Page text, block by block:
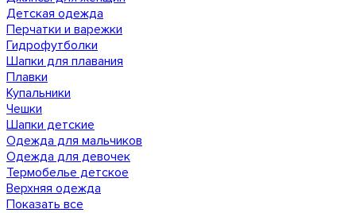
Детская одежда
Перчатки и варежки
Гидрофутболки
Шапки для плавания
Плавки
Купальники
Чешки
Шапки детские
Одежда для мальчиков
Одежда для девочек
Термобелье детское
Верхняя одежда
Показать все